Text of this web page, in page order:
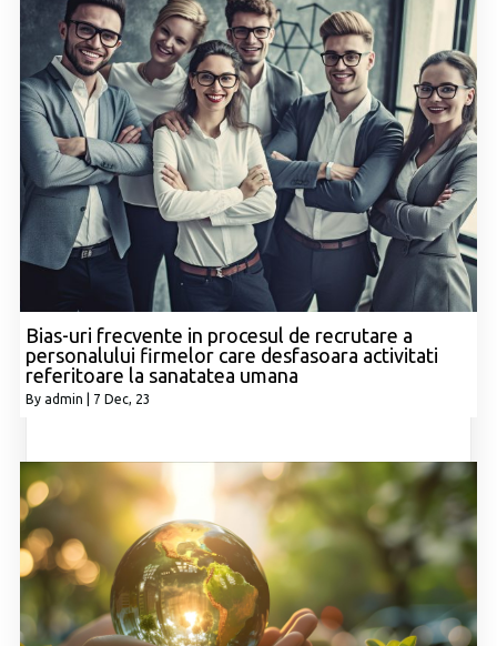
Bias-uri frecvente in procesul de recrutare a
personalului firmelor care desfasoara activitati
referitoare la sanatatea umana
By admin 7 Dec, 23